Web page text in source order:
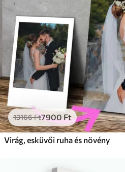
13166Ft7900 Ft
Virág, esküvői ruha és növény